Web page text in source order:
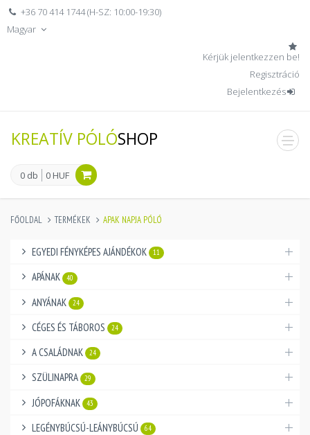
+36 70 414 1744 (H-SZ: 10:00-19:30)
Magyar
Kérjük jelentkezzen be!
Regisztráció
Bejelentkezés
KREATÍV PÓLÓSHOP
0 db 0 HUF
FŐOLDAL TERMÉKEK APAK NAPJA PÓLÓ
EGYEDI FÉNYKÉPES AJÁNDÉKOK 11
APÁNAK 40
ANYÁNAK 24
CÉGES ÉS TÁBOROS 24
A CSALÁDNAK 24
SZÜLINAPRA 29
JÓPOFÁKNAK 43
LEGÉNYBÚCSÚ-LEÁNYBÚCSÚ 64